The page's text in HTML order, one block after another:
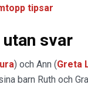
tipsar
svar
) och Ann (Greta
barn Ruth och